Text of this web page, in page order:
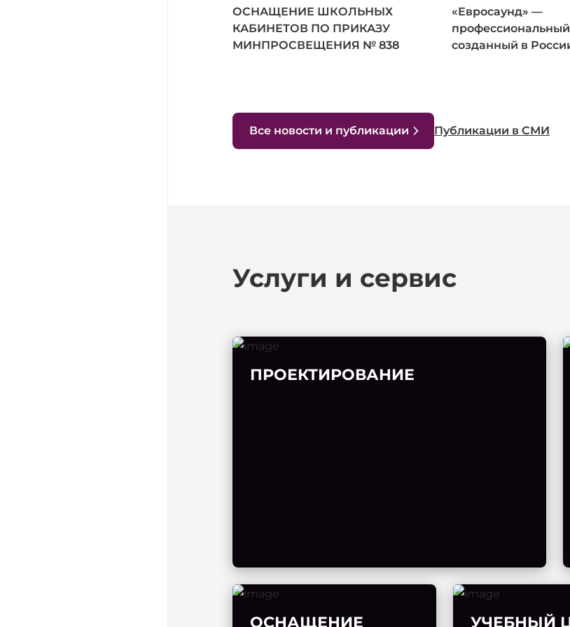
ОСНАЩЕНИЕ ШКОЛЬНЫХ
КАБИНЕТОВ ПО ПРИКАЗУ
МИНПРОСВЕЩЕНИЯ № 838
«Евросаунд» —
профессиональный
созданный в
Все новости и публикации Публикации в СМИ
Услуги и сервис
ПРОЕКТИРОВАНИЕ
ОСНАЩЕНИЕ УЧЕБНЫЙ